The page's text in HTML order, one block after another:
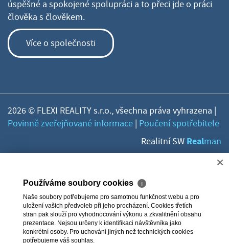
úspěšné a spokojené spolupráci a to přeci jde o práci
člověka s člověkem.
Více o společnosti
2026 © FLEXI REALITY s.r.o., všechna práva vyhrazena |
Povinně zveřejňované informace | Poučení spotřebitele
Realitní SW Realman
×
Používáme soubory cookies ℹ
Naše soubory potřebujeme pro samotnou funkčnost webu a pro
uložení vašich předvoleb při jeho procházení. Cookies třetích
stran pak slouží pro vyhodnocování výkonu a zkvalitnění obsahu
prezentace. Nejsou určeny k identifikaci návštěvníka jako
konkrétní osoby. Pro uchování jiných než technických cookies
potřebujeme váš souhlas.